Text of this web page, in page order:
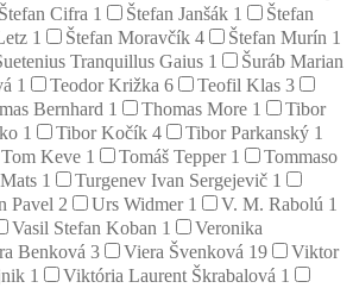
Štefan Cifra 1 Štefan Janšák 1
Štefan
1 Štefan Moravčík 4 Štefan Murín 1
Tranquillus Gaius 1
Šuráb Marian
1 Teodor Križka 6 Teofil Klas 3
Bernhard 1 Thomas More 1
Tibor
1 Tibor Kočík 4 Tibor Parkanský 1
Tom Keve 1 Tomáš Tepper 1
Tommaso
1 Turgenev Ivan Sergejevič 1
Pavel 2 Urs Widmer 1 V. M. Rabolú 1
Vasil Stefan Koban 1
Veronika
Benková 3 Viera Švenková 19
Viktor
1 Viktória Laurent Škrabalová 1